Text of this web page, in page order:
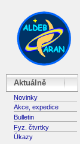
Aktuálně
Novinky
Akce, expedice
Bulletin
Fyz. čtvrtky
Úkazy